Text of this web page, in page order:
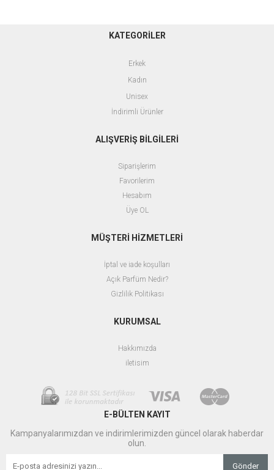
KATEGORİLER
Erkek
Kadın
Unisex
İndirimli Ürünler
ALIŞVERİŞ BİLGİLERİ
Siparişlerim
Favorilerim
Hesabım
Üye OL
MÜŞTERİ HİZMETLERİ
İptal ve iade koşulları
Açık Parfüm Nedir?
Gizlilik Politikası
KURUMSAL
Hakkımızda
iletisim
E-BÜLTEN KAYIT
Kampanyalarımızdan ve indirimlerimizden güncel olarak haberdar
olun.
Gönder